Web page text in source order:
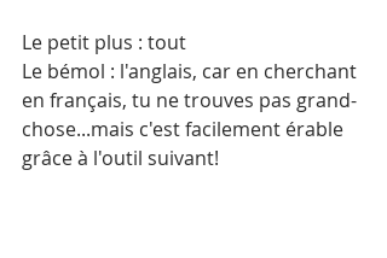
Le petit plus : tout
Le bémol : l'anglais, car en cherchant
en français, tu ne trouves pas grand-
chose...mais c'est facilement érable
grâce à l'outil suivant!